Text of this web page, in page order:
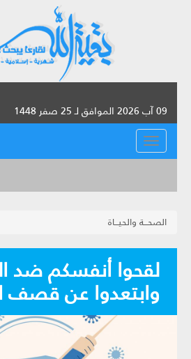
09 آب 2026 الموافق لـ 25 صفر 1448
القائمة
الصحـــة والحيـــاة
لقحوا أنفسكم ضد
وابتعدوا عن قصف